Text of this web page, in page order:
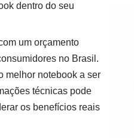
dentro do seu
um orçamento
no Brasil.
melhor notebook a ser
técnicas pode
os benefícios reais